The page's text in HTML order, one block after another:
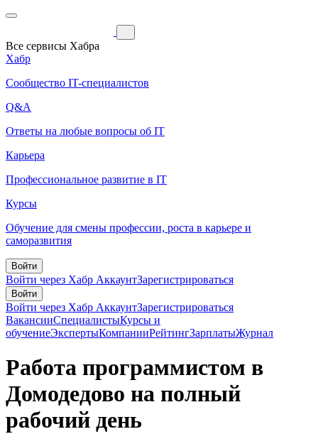
Все сервисы Хабра
Хабр
Сообщество IT-специалистов
Q&A
Ответы на любые вопросы об IT
Карьера
Профессиональное развитие в IT
Курсы
Обучение для смены профессии, роста в карьере и
саморазвития
Войти
Войти через Хабр АккаунтЗарегистрироваться
Войти
Войти через Хабр АккаунтЗарегистрироваться
ВакансииСпециалистыКурсы и
обучениеЭкспертыКомпанииРейтингЗарплатыЖурнал
Работа программистом в
Домодедово на полный
рабочий день